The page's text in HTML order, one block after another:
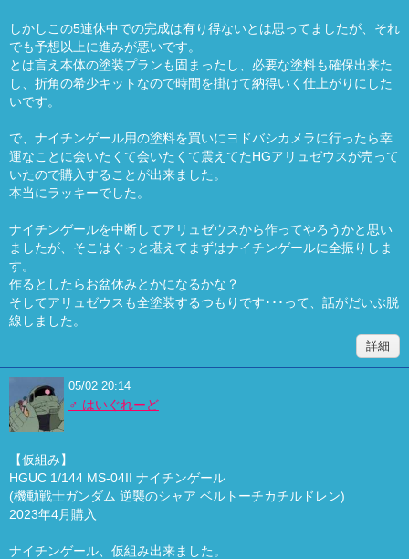
しかしこの5連休中での完成は有り得ないとは思ってましたが、それ
でも予想以上に進みが悪いです。
とは言え本体の塗装プランも固まったし、必要な塗料も確保出来た
し、折角の希少キットなので時間を掛けて納得いく仕上がりにした
いです。
で、ナイチンゲール用の塗料を買いにヨドバシカメラに行ったら幸
運なことに会いたくて会いたくて震えてたHGアリュゼウスが売って
いたので購入することが出来ました。
本当にラッキーでした。
ナイチンゲールを中断してアリュゼウスから作ってやろうかと思い
ましたが、そこはぐっと堪えてまずはナイチンゲールに全振りしま
す。
作るとしたらお盆休みとかになるかな？
そしてアリュゼウスも全塗装するつもりです･･･って、話がだいぶ脱
線しました。
詳細
05/02 20:14
♂ はいぐれーど
【仮組み】
HGUC 1/144 MS-04II ナイチンゲール
(機動戦士ガンダム 逆襲のシャア ベルトーチカチルドレン)
2023年4月購入
ナイチンゲール、仮組み出来ました。